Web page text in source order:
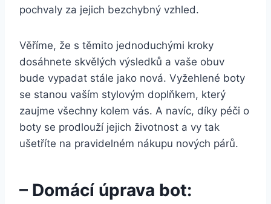
pochvaly za jejich bezchybný vzhled.
Věříme, ⁢že s těmito jednoduchými kroky
dosáhnete skvělých výsledků ⁤a vaše obuv
bude‌ vypadat stále jako nová. ⁤Vyžehlené boty
se stanou ⁣vaším stylovým doplňkem, který
‌zaujme⁣ všechny kolem ‍vás. A navíc, díky péči⁤ o‌
boty se prodlouží jejich životnost a vy ‍tak
ušetříte⁤ na pravidelném ⁤nákupu nových párů.
– Domácí úprava bot: ​